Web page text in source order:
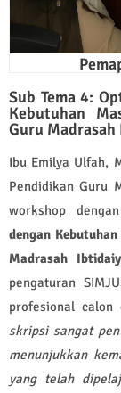
Sub Tema 4:
Kebutuhan
Guru
Ibu Emilya Ulfah,
Pendidikan Guru
workshop
dengan
Madrasah
pengaturan
profesional calon
skripsi sangat
menunjukkan
yang telah